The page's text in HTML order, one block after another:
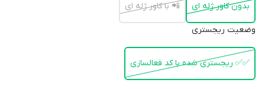
بدون کاور ژله ای 📲 با کاور ژله ای
وضعیت ریجستری
✅️✅️ ریجستری شده با کد فعالسازی